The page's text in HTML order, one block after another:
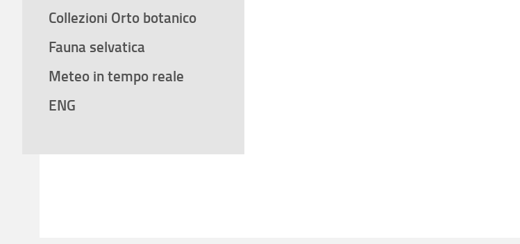
Collezioni Orto botanico
Fauna selvatica
Meteo in tempo reale
ENG